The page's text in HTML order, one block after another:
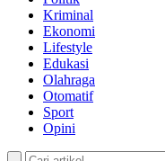
Kriminal
Ekonomi
Lifestyle
Edukasi
Olahraga
Otomatif
Sport
Opini